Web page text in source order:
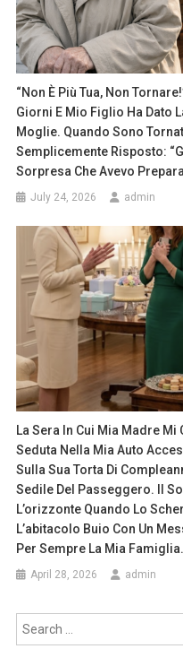
“Non È Più Tua, Non
Giorni E Mio Figlio Ha Dato
Moglie. Quando Sono
Semplicemente Risposto:
Sorpresa Che Avevo
July 24, 2026 admin
La Sera In Cui Mia Madre Mi
Seduta Nella Mia Auto
Sulla Sua Torta Di
Sedile Del Passeggero. Il
L’orizzonte Quando Lo
L’abitacolo Buio Con Un
Per Sempre La Mia Famiglia.
April 28, 2026 admin